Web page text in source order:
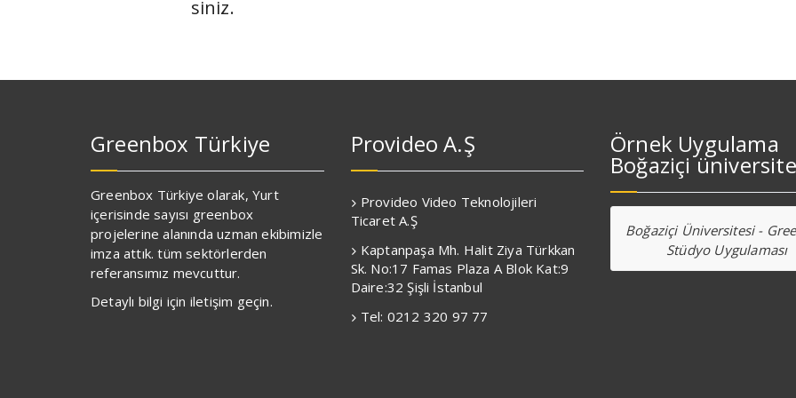
siniz.
Greenbox Türkiye
Greenbox Türkiye olarak, Yurt
içerisinde sayısı greenbox
projelerine alanında uzman ekibimizle
imza attık. tüm sektörlerden
referansımız mevcuttur.
Detaylı bilgi için iletişim geçin.
Provideo A.Ş
Provideo Video Teknolojileri
Ticaret A.Ş
Kaptanpaşa Mh. Halit Ziya Türkkan
Sk. No:17 Famas Plaza A Blok Kat:9
Daire:32 Şişli İstanbul
Tel: 0212 320 97 77
Örnek Uygulama
Boğaziçi
Boğaziçi Üniversitesi -
Stüdyo Uygulaması